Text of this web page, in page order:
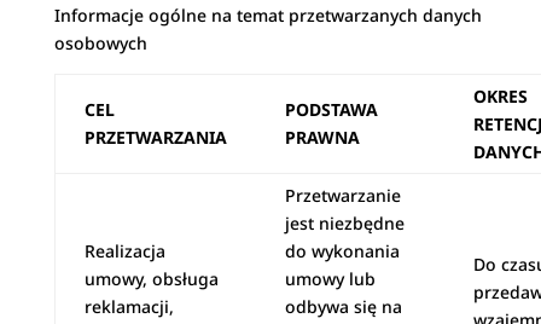
Informacje ogólne na temat przetwarzanych danych
osobowych
CEL
PRZETWARZANIA
PODSTAWA
PRAWNA
OKRES
Realizacja
umowy, obsługa
reklamacji,
Przetwarzanie
jest niezbędne
do wykonania
umowy lub
odbywa się na
Do